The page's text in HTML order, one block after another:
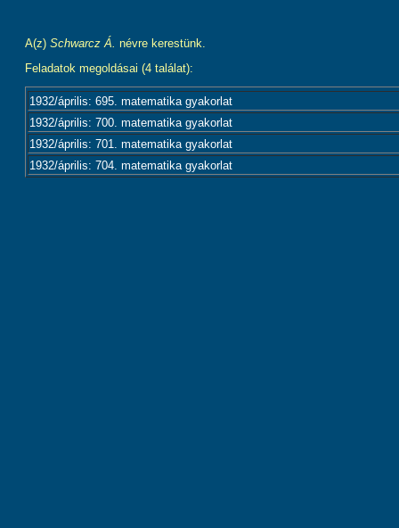
A(z) Schwarcz Á. névre kerestünk.
Feladatok megoldásai (4 találat):
1932/április: 695. matematika gyakorlat
1932/április: 700. matematika gyakorlat
1932/április: 701. matematika gyakorlat
1932/április: 704. matematika gyakorlat